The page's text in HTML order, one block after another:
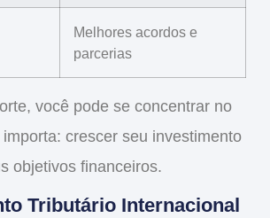
Melhores acordos e
parcerias
você pode se concentrar no
crescerseu investimento
objetivos financeiros.
Tributário Internacional